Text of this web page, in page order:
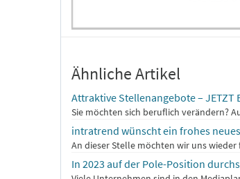
Ähnliche Artikel
Attraktive Stellenangebote – JETZT
Sie möchten sich beruflich verändern?
intratrend wünscht ein frohes
An dieser Stelle möchten wir uns
In 2023 auf der Pole-Position